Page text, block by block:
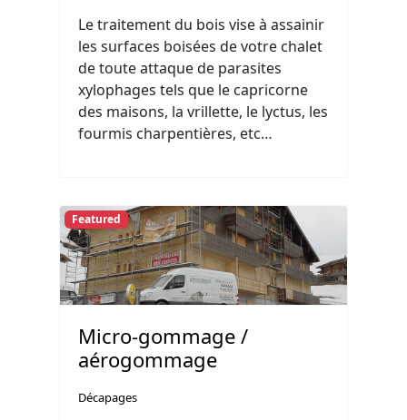
Le traitement du bois vise à assainir
les surfaces boisées de votre chalet
de toute attaque de parasites
xylophages tels que le capricorne
des maisons, la vrillette, le lyctus, les
fourmis charpentières, etc…
Featured
Micro-gommage /
aérogommage
Décapages